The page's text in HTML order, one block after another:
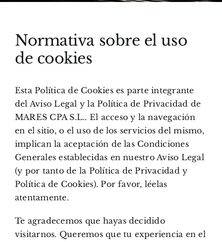
Normativa sobre el uso
de cookies
Esta Política de Cookies es parte integrante
del Aviso Legal y la Política de Privacidad de
MARES CPA S.L.. El acceso y la navegación
en el sitio, o el uso de los servicios del mismo,
implican la aceptación de las Condiciones
Generales establecidas en nuestro Aviso Legal
(y por tanto de la Política de Privacidad y
Política de Cookies). Por favor, léelas
atentamente.
Te agradecemos que hayas decidido
visitarnos. Queremos que tu experiencia en el